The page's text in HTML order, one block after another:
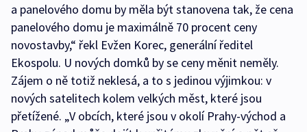
a panelového domu by měla být stanovena tak, že cena
panelového domu je maximálně 70 procent ceny
novostavby,“ řekl Evžen Korec, generální ředitel
Ekospolu. U nových domků by se ceny měnit neměly.
Zájem o ně totiž neklesá, a to s jedinou výjimkou: v
nových satelitech kolem velkých měst, které jsou
přetížené. „V obcích, které jsou v okolí Prahy-východ a